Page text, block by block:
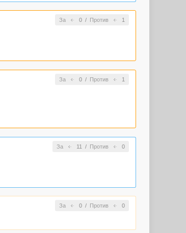
За 0/ Против 1
За 0/ Против 1
За 11 / Против 0
За 0/ Против 0